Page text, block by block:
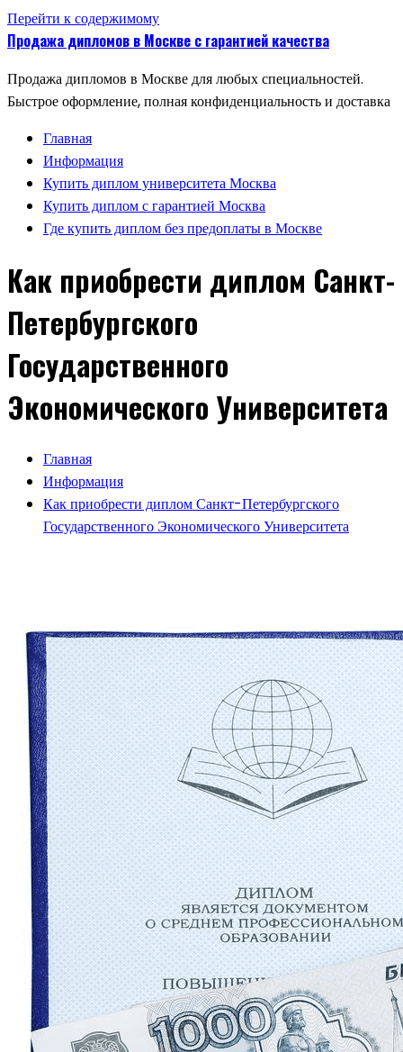
Перейти к содержимому
Продажа дипломов в Москве с гарантией качества
Продажа дипломов в Москве для любых специальностей.
Быстрое оформление, полная конфиденциальность и доставка
Главная
Информация
Купить диплом университета Москва
Купить диплом с гарантией Москва
Где купить диплом без предоплаты в Москве
Как приобрести диплом Санкт-
Петербургского
Государственного
Экономического Университета
Главная
Информация
Как приобрести диплом Санкт-Петербургского
Государственного Экономического Университета